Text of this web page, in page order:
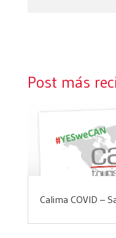
Post más
Calima COVID –